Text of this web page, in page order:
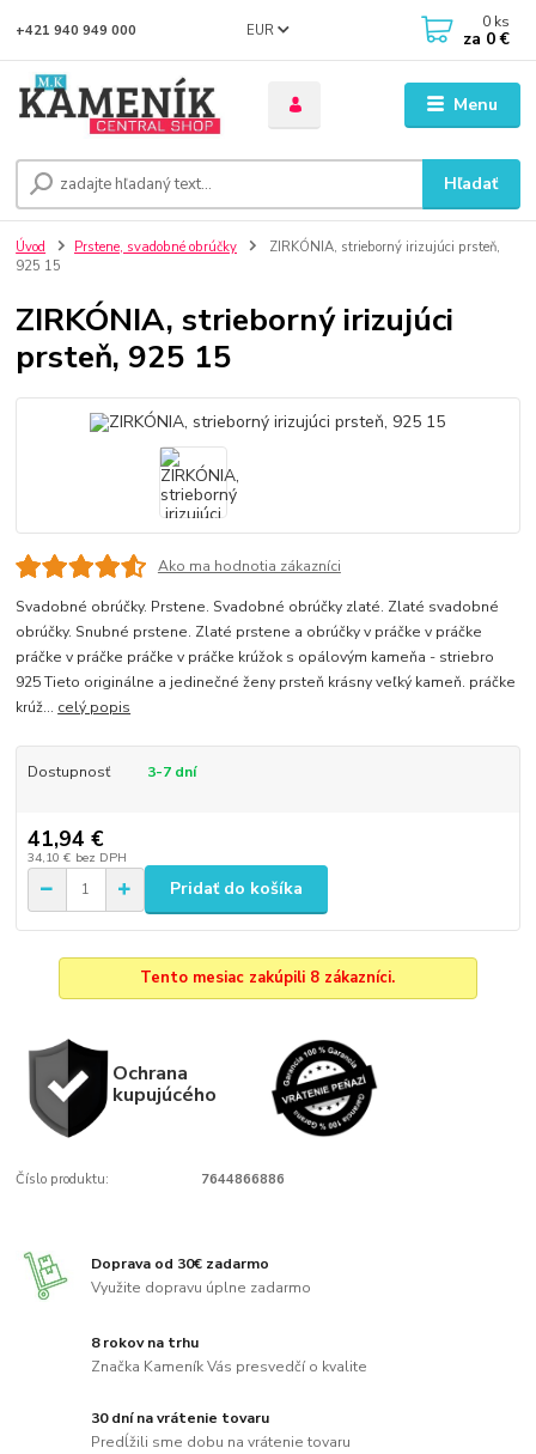
Menu
EUR
Hľadať
+421 940 949 000 0 ks
za 0 €
Úvod Prstene, svadobné obrúčky
ZIRKÓNIA, strieborný irizujúci prsteň,
925 15
ZIRKÓNIA, strieborný irizujúci
prsteň, 925 15
Ako ma hodnotia zákazníci
Svadobné obrúčky. Prstene. Svadobné obrúčky zlaté. Zlaté svadobné
obrúčky. Snubné prstene. Zlaté prstene a obrúčky v práčke v práčke
práčke v práčke práčke v práčke krúžok s opálovým kameňa - striebro
925 Tieto originálne a jedinečné ženy prsteň krásny veľký kameň. práčke
krúž... celý popis
Dostupnosť 3-7 dní
41,94 €
34,10 € bez DPH
Pridať do košíka
Tento mesiac zakúpili 8 zákazníci.
Ochrana
kupujúcého
Číslo produktu: 7644866886
Doprava od 30€ zadarmo
Využite dopravu úplne zadarmo
8 rokov na trhu
Značka Kameník Vás presvedčí o kvalite
30 dní na vrátenie tovaru
Predĺžili sme dobu na vrátenie tovaru